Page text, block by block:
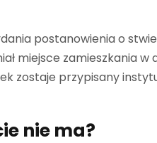
postanowienia o
miejsce zamieszkania w
zostaje przypisany
nie ma?